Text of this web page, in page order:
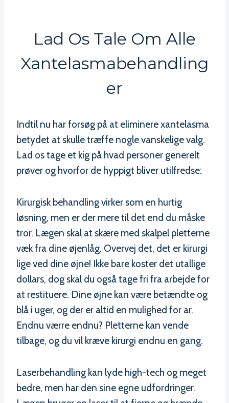
Lad Os Tale Om Alle
Xantelasmabehandling
Er
Indtil nu har forsøg på at eliminere xantelasma
betydet at skulle træffe nogle vanskelige valg.
Lad os tage et kig på hvad personer generelt
prøver og hvorfor de hyppigt bliver utilfredse:
Kirurgisk behandling virker som en hurtig
løsning, men er der mere til det end du måske
tror. Lægen skal at skære med skalpel pletterne
væk fra dine øjenlåg. Overvej det, det er kirurgi
lige ved dine øjne! Ikke bare koster det utallige
dollars, dog skal du også tage fri fra arbejde for
at restituere. Dine øjne kan være betændte og
blå i uger, og der er altid en mulighed for ar.
Endnu værre endnu? Pletterne kan vende
tilbage, og du vil kræve kirurgi endnu en gang.
Laserbehandling kan lyde high-tech og meget
bedre, men har den sine egne udfordringer.